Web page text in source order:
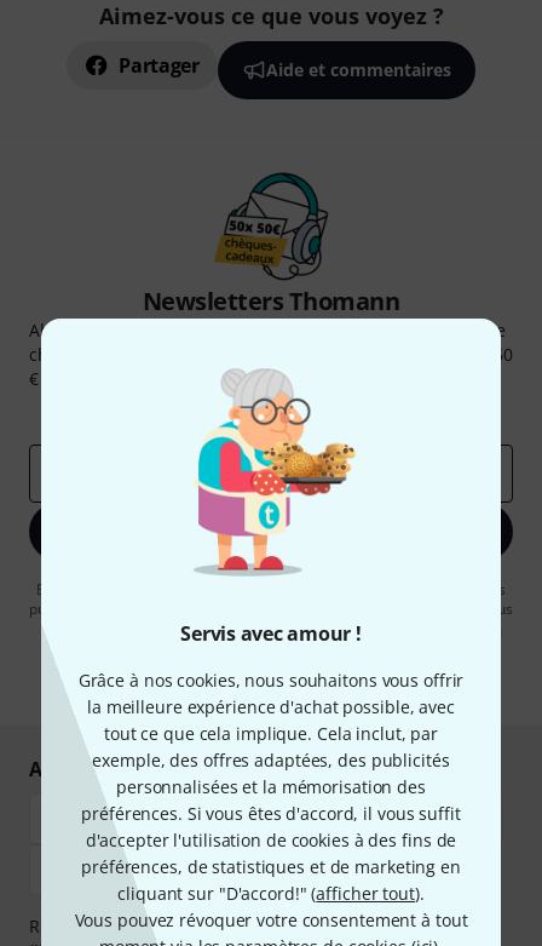
Servis avec amour !
Grâce à nos cookies, nous souhaitons vous offrir
la meilleure expérience d'achat possible, avec
tout ce que cela implique. Cela inclut, par
exemple, des offres adaptées, des publicités
personnalisées et la mémorisation des
préférences. Si vous êtes d'accord, il vous suffit
d'accepter l'utilisation de cookies à des fins de
préférences, de statistiques et de marketing en
cliquant sur "D'accord!" (afficher tout).
Vous pouvez révoquer votre consentement à tout
Aimez-vous ce que vous voyez ?
Partager Aide et commentaires
Newsletters Thomann
Abonnez-vous à la newsletter Thomann et, avec un peu de
chance, gagnez l'un des 50 bons d'achat d'une valeur de 50
€ chacun!
Articles inspirants
Deals
S'inscrire maintenant
En cliquant sur "S'inscrire maintenant", vous acceptez de recevoir des
publicités par e-mail. La désinscription est possible à tout moment. Vous
pouvez trouver plus d'informations à ce sujet dans notre
confidentialité
* Requis
Achetez et payez en toute sécurité
Réglez de manière sûre et sécurisée par Virement